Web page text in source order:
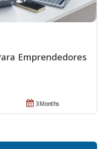
Emprendedores
3 Months